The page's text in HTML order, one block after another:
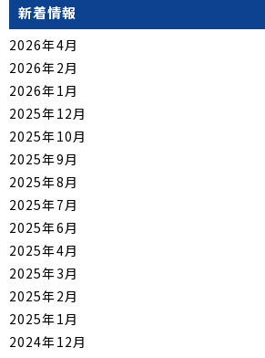
新着情報
2026年4月
2026年2月
2026年1月
2025年12月
2025年10月
2025年9月
2025年8月
2025年7月
2025年6月
2025年4月
2025年3月
2025年2月
2025年1月
2024年12月